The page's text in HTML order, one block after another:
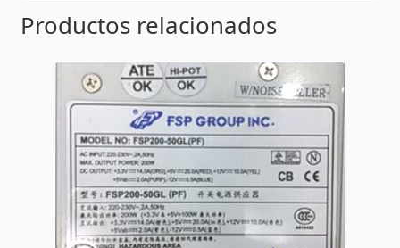
Productos relacionados